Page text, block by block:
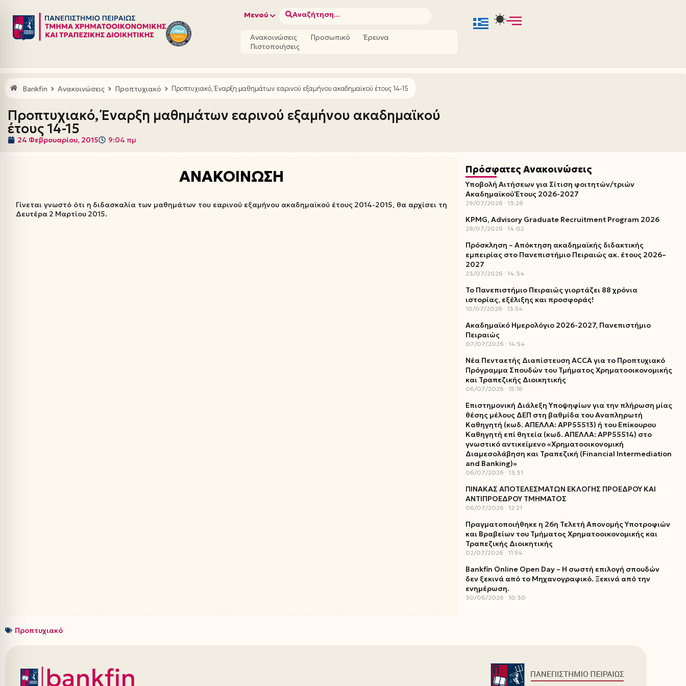
Μεταπηδήστε
στο
Μενού Αναζήτηση...
Ανακοινώσεις Προσωπικό
Έρευνα
Πιστοποιήσεις
Bankfin Ανακοινώσεις Προπτυχιακό Προπτυχιακό, Έναρξη μαθημάτων εαρινού εξαμήνου ακαδημαϊκού έτους 14-15
Προπτυχιακό, Έναρξη μαθημάτων εαρινού εξαμήνου ακαδημαϊκού
έτους 14-15
24 Φεβρουαρίου, 2015 9:04 πμ
ΑΝΑΚΟΙΝΩΣΗ
Γίνεται γνωστό ότι η διδασκαλία των μαθημάτων του εαρινού εξαμήνου ακαδημαϊκού έτους 2014-2015, θα αρχίσει τη
Δευτέρα 2 Μαρτίου 2015.
Πρόσφατες Ανακοινώσεις
Υποβολή Αιτήσεων για Σίτιση φοιτητών/τριών
Ακαδημαϊκού Έτους 2026-2027
29/07/2026 13:26
KPMG, Advisory Graduate Recruitment Program 2026
28/07/2026 14:02
Πρόσκληση – Απόκτηση ακαδημαϊκής διδακτικής
εμπειρίας στο Πανεπιστήμιο Πειραιώς ακ. έτους 2026–
2027
23/07/2026 14:34
Το Πανεπιστήμιο Πειραιώς γιορτάζει 88 χρόνια
ιστορίας, εξέλιξης και προσφοράς!
10/07/2026 13:54
Ακαδημαϊκό Ημερολόγιο 2026-2027, Πανεπιστήμιο
Πειραιώς
07/07/2026 14:54
Νέα Πενταετής Διαπίστευση ACCA για το Προπτυχιακό
Πρόγραμμα Σπουδών του Τμήματος Χρηματοοικονομικής
και Τραπεζικής Διοικητικής
06/07/2026 15:16
Επιστημονική Διάλεξη Υποψηφίων για την πλήρωση μίας
θέσης μέλους ΔΕΠ στη βαθμίδα του Αναπληρωτή
Καθηγητή (κωδ. ΑΠΕΛΛΑ: ΑΡΡ55513) ή του Επίκουρου
Καθηγητή επί θητεία (κωδ. ΑΠΕΛΛΑ: ΑΡΡ55514) στο
γνωστικό αντικείμενο «Χρηματοοικονομική
Διαμεσολάβηση και Τραπεζική (Financial Intermediation
and Banking)»
06/07/2026 13:31
ΠΙΝΑΚΑΣ ΑΠΟΤΕΛΕΣΜΑΤΩΝ ΕΚΛΟΓΗΣ ΠΡΟΕΔΡΟΥ ΚΑΙ
ΑΝΤΙΠΡΟΕΔΡΟΥ ΤΜΗΜΑΤΟΣ
06/07/2026 12:21
Πραγματοποιήθηκε η 26η Τελετή Απονομής Υποτροφιών
και Βραβείων του Τμήματος Χρηματοοικονομικής και
Τραπεζικής Διοικητικής
02/07/2026 11:54
Bankfin Online Open Day – Η σωστή επιλογή σπουδών
δεν ξεκινά από το Μηχανογραφικό. Ξεκινά από την
ενημέρωση.
30/06/2026 10:30
Προπτυχιακό